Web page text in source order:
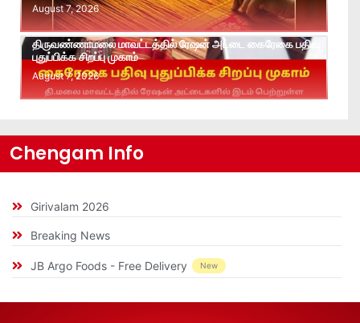
August 7, 2026
திருவண்ணாமலை மாவட்டத்தில் ரேஷன் அட்டை கைரேகை பதிவு
புதுப்பிக்க சிறப்பு முகாம்
August 7, 2026
Chengam Info
Girivalam 2026
Breaking News
JB Argo Foods - Free Delivery New